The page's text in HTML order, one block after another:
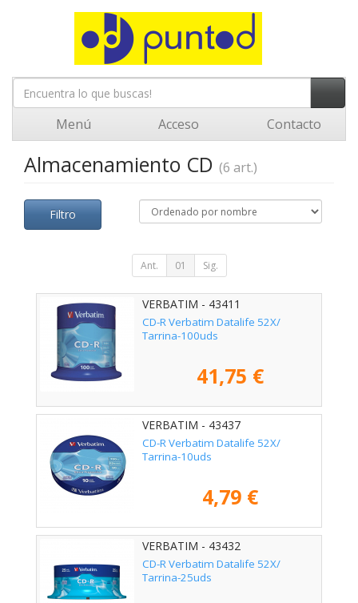
Menú Acceso Contacto
Almacenamiento CD (6 art.)
Filtro
Ant. 01 Sig.
VERBATIM - 43411
CD-R Verbatim Datalife 52X/
Tarrina-100uds
41,75 €
VERBATIM - 43437
CD-R Verbatim Datalife 52X/
Tarrina-10uds
4,79 €
VERBATIM - 43432
CD-R Verbatim Datalife 52X/
Tarrina-25uds